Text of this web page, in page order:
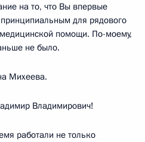
на то, что Вы впервые
для рядового
помощи. По-моему,
не было.
Михеева.
Владимирович!
работали не только